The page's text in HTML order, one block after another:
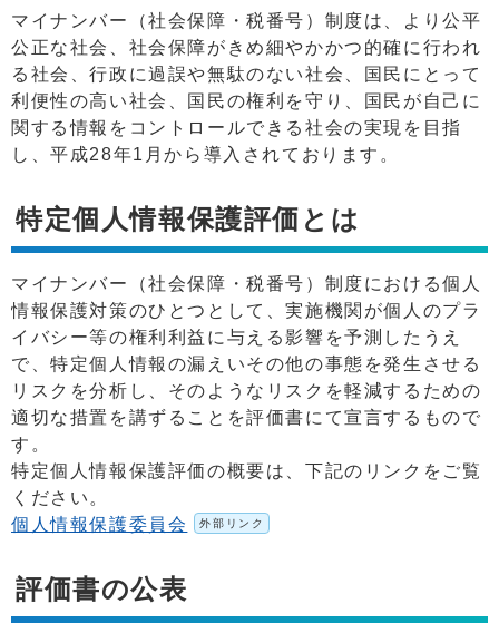
マイナンバー（社会保障・税番号）制度は、より公平
公正な社会、社会保障がきめ細やかかつ的確に行われ
る社会、行政に過誤や無駄のない社会、国民にとって
利便性の高い社会、国民の権利を守り、国民が自己に
関する情報をコントロールできる社会の実現を目指
し、平成28年1月から導入されております。
特定個人情報保護評価とは
マイナンバー（社会保障・税番号）制度における個人
情報保護対策のひとつとして、実施機関が個人のプラ
イバシー等の権利利益に与える影響を予測したうえ
で、特定個人情報の漏えいその他の事態を発生させる
リスクを分析し、そのようなリスクを軽減するための
適切な措置を講ずることを評価書にて宣言するもので
す。
特定個人情報保護評価の概要は、下記のリンクをご覧
ください。
個人情報保護委員会
外部リンク
評価書の公表